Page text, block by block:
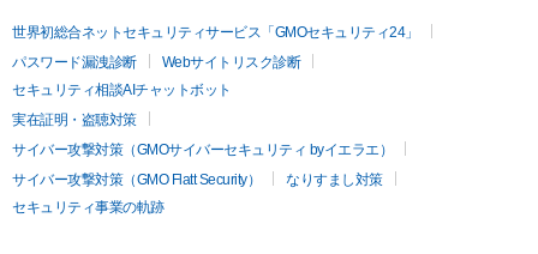
世界初総合ネットセキュリティサービス「GMOセキュリティ24」
パスワード漏洩診断
Webサイトリスク診断
セキュリティ相談AIチャットボット
実在証明・盗聴対策
サイバー攻撃対策（GMOサイバーセキュリティ byイエラエ）
サイバー攻撃対策（GMO Flatt Security）
なりすまし対策
セキュリティ事業の軌跡